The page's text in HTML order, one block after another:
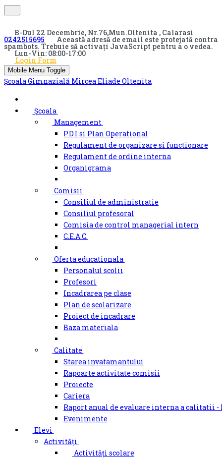
B-Dul 22 Decembrie, Nr.76,Mun.Oltenita , Calarasi
0242515695 Această adresă de email este protejată contra
spambots. Trebuie să activați JavaScript pentru a o vedea.
Lun-Vin: 08:00-17:00
Login Form
Mobile Menu Toggle
Școala Gimnazială Mircea Eliade Oltenita
Școala
Management
P.D.I si Plan Operational
Regulament de organizare si functionare
Regulament de ordine interna
Organigrama
Comisii
Consiliul de administratie
Consiliul profesoral
Comisia de control managerial intern
C.E.A.C.
Oferta educationala
Personalul scolii
Profesori
Incadrarea pe clase
Plan de scolarizare
Proiect de incadrare
Baza materiala
Calitate
Starea invatamantului
Rapoarte activitate comisii
Proiecte
Cariera
Raport anual de evaluare interna a calitatii -
Evenimente
Elevi
Activități
Activități scolare